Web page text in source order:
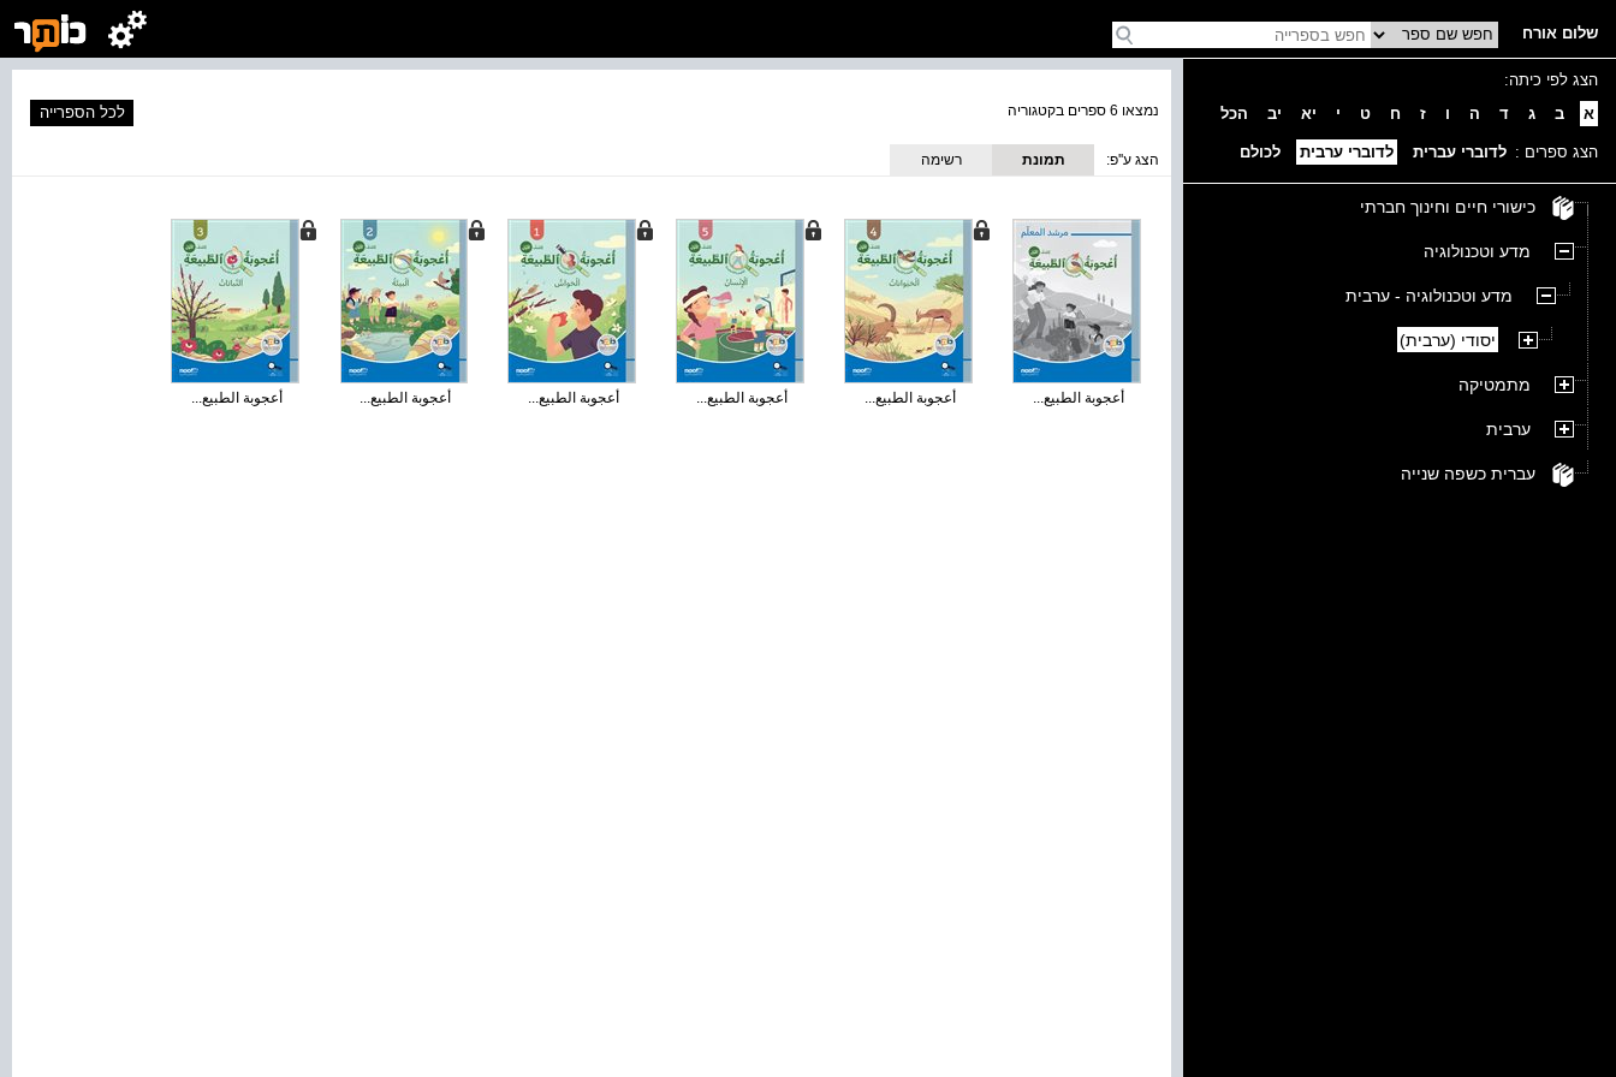
שלום אורח
הצג לפי כיתה:
א
ב ג ד ה ו ז ח ט י יא יב הכל
הצג ספרים : לדוברי עברית לדוברי ערבית לכולם
כישורי חיים וחינוך חברתי
מדע וטכנולוגיה
מדע וטכנולוגיה - ערבית
יסודי (ערבית)
מתמטיקה
ערבית
עברית כשפה שנייה
נמצאו 6 ספרים בקטגוריה לכל הספרייה
הצג ע''פ:
תמונת
רשימה
أعجوبة الطبيع... أعجوبة الطبيع... أعجوبة الطبيع... أعجوبة الطبيع... أعجوبة الطبيع... أعجوبة الطبيع...